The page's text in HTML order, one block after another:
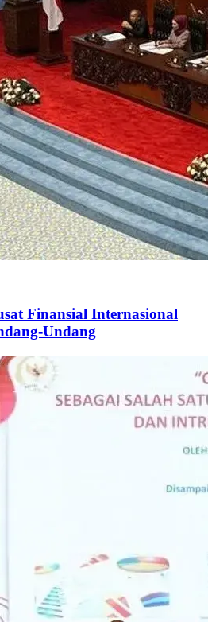
Finansial Internasional
Undang